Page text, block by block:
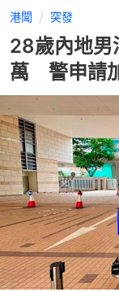
港聞 突發
28歲內地
萬 警申請